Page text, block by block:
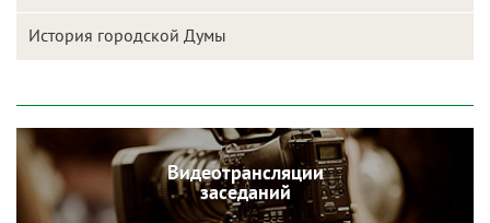
История городской Думы
Видеотрансляции
заседаний